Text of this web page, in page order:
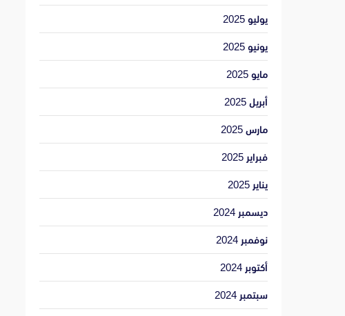
يوليو 2025
يونيو 2025
مايو 2025
أبريل 2025
مارس 2025
فبراير 2025
يناير 2025
ديسمبر 2024
نوفمبر 2024
أكتوبر 2024
سبتمبر 2024